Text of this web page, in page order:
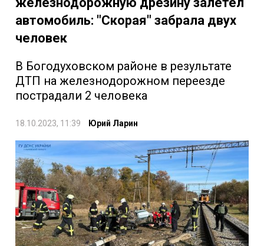
автомобиль: "Скорая" забрала двух
человек
В Богодуховском районе в результате
ДТП на железнодорожном переезде
пострадали 2 человека
18.10.2023, 11:39 Юрий Ларин